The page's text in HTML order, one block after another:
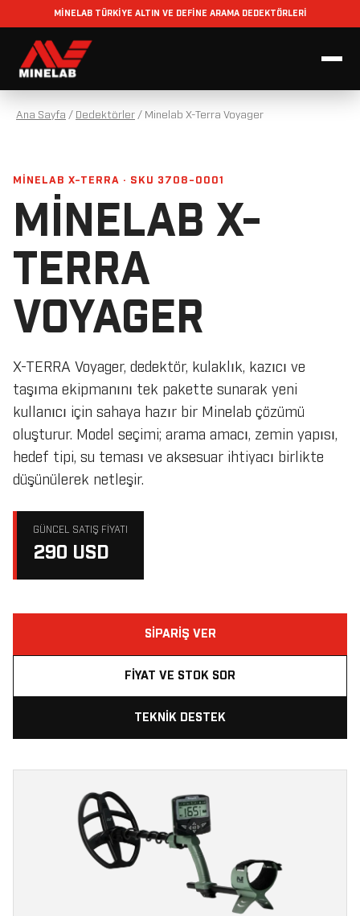
MİNELAB TÜRKİYE ALTIN VE DEFİNE ARAMA DEDEKTÖRLERİ
Ana Sayfa / Dedektörler / Minelab X-Terra Voyager
MINELAB X-TERRA · SKU 3708-0001
MINELAB X-
TERRA
VOYAGER
X-TERRA Voyager, dedektör, kulaklık, kazıcı ve
taşıma ekipmanını tek pakette sunarak yeni
kullanıcı için sahaya hazır bir Minelab çözümü
oluşturur. Model seçimi; arama amacı, zemin yapısı,
hedef tipi, su teması ve aksesuar ihtiyacı birlikte
düşünülerek netleşir.
GÜNCEL SATIŞ FIYATI
290 USD
SIPARIŞ VER
FIYAT VE STOK SOR
TEKNIK DESTEK